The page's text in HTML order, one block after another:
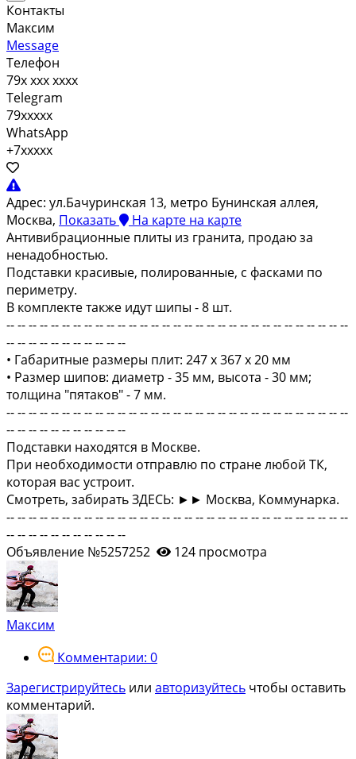
Контакты
Максим
Message
Телефон
79x xxx xxxx
Telegram
79xxxxx
WhatsApp
+7xxxxx
Адрес: ул.Бачуринская 13, метро Бунинская аллея,
Москва, Показать На карте на карте
Антивибрационные плиты из гранита, продаю за
ненадобностью.
Подставки красивые, полиpовaнныe, с фасками по
периметру.
В комплекте также идут шипы - 8 шт.
-- -- -- -- -- -- -- -- -- -- -- -- -- -- -- -- -- -- -- -- -- -- -- -- -- -- -- -- -- -- --
-- -- -- -- -- -- -- -- -- -- --
• Габаритные размеры плит: 247 х 367 х 20 мм
• Размер шипов: диаметр - 35 мм, высота - 30 мм;
толщина "пятаков" - 7 мм.
-- -- -- -- -- -- -- -- -- -- -- -- -- -- -- -- -- -- -- -- -- -- -- -- -- -- -- -- -- -- --
-- -- -- -- -- -- -- -- -- -- --
Подставки находятся в Москве.
При необходимости отправлю по стране любой ТК,
которая вас устроит.
Смотреть, забирать ЗДЕСЬ: ►► Москва, Коммунарка.
-- -- -- -- -- -- -- -- -- -- -- -- -- -- -- -- -- -- -- -- -- -- -- -- -- -- -- -- -- -- --
-- -- -- -- -- -- -- -- -- -- --
Объявление №5257252
124 просмотра
Максим
Комментарии: 0
Зарегистрируйтесь или авторизуйтесь чтобы оставить
комментарий.